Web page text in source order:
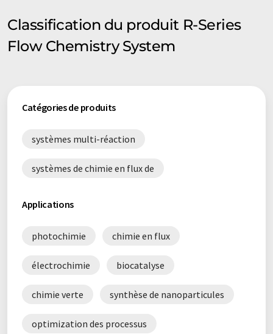
Classification du produit R-Series
Flow Chemistry System
Catégories de produits
systèmes multi-réaction
systèmes de chimie en flux de
Applications
photochimie chimie en flux
électrochimie biocatalyse
chimie verte synthèse de nanoparticules
optimization des processus